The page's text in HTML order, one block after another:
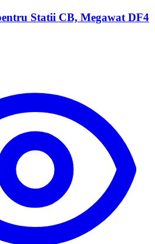
Statii CB, Megawat DF4